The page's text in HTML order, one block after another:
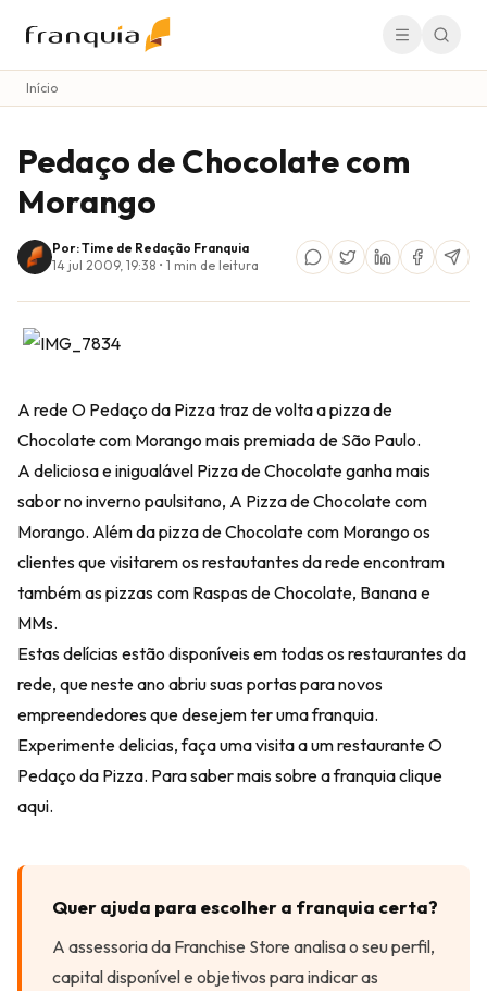
Início
Pedaço de Chocolate com
Morango
Por: Time de Redação Franquia
14 jul 2009, 19:38 • 1 min de leitura
A rede O Pedaço da Pizza traz de volta a pizza de
Chocolate com Morango mais premiada de São Paulo.
A deliciosa e inigualável Pizza de Chocolate ganha mais
sabor no inverno paulsitano, A Pizza de Chocolate com
Morango. Além da pizza de Chocolate com Morango os
clientes que visitarem os restautantes da rede encontram
também as pizzas com Raspas de Chocolate, Banana e
MMs.
Estas delícias estão disponíveis em todas os restaurantes da
rede, que neste ano abriu suas portas para novos
empreendedores que desejem ter uma franquia.
Experimente delicias, faça uma visita a um restaurante O
Pedaço da Pizza. Para saber mais sobre a franquiaclique
aqui.
Quer ajuda para escolher a franquia certa?
A assessoria da Franchise Store analisa o seu perfil,
capital disponível e objetivos para indicar as